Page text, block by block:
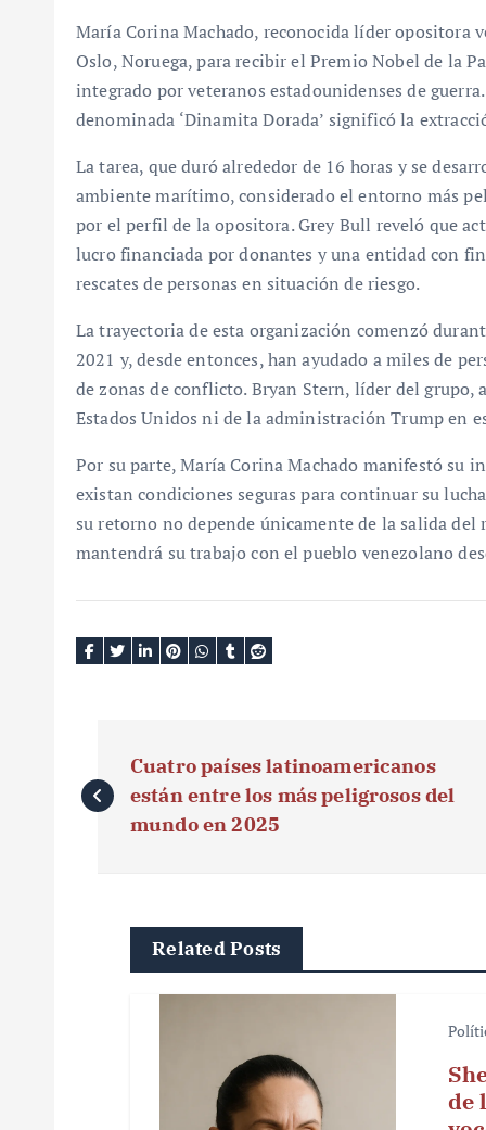
María Corina Machado, reconocida líder opositora
Oslo, Noruega, para recibir el Premio Nobel de la
integrado por veteranos estadounidenses de
denominada ‘Dinamita Dorada’ significó la
La tarea, que duró alrededor de 16 horas y se
ambiente marítimo, considerado el entorno más
por el perfil de la opositora. Grey Bull reveló que
lucro financiada por donantes y una entidad con
rescates de personas en situación de riesgo.
La trayectoria de esta organización comenzó
2021 y, desde entonces, han ayudado a miles de
de zonas de conflicto. Bryan Stern, líder del
Estados Unidos ni de la administración Trump en
Por su parte, María Corina Machado manifestó su
existan condiciones seguras para continuar su
su retorno no depende únicamente de la salida del
mantendrá su trabajo con el pueblo venezolano
a
Cuatro países latinoamericanos
están entre los más peligrosos del
mundo en 2025
Related Posts
de